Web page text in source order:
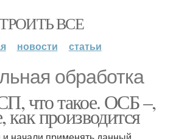
ВСЕ
новости статьи
обработка
что такое. ОСБ –,
как производится